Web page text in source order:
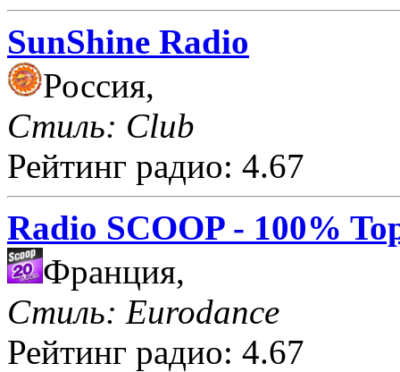
SunShine Radio
Россия,
Стиль: Club
Рейтинг радио: 4.67
Radio SCOOP - 100%
Франция,
Стиль: Eurodance
Рейтинг радио: 4.67